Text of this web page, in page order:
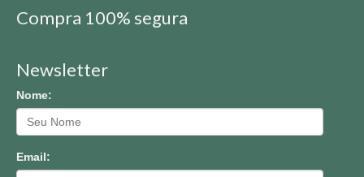
Compra 100% segura
Newsletter
Nome:
Email: